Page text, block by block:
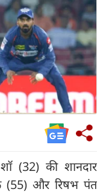
(32) की शानदार
(55) और रिषभ पंत